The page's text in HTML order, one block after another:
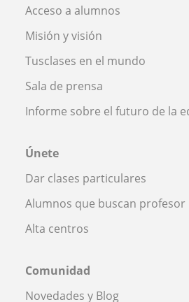
Acceso a alumnos
Misión y visión
Tusclases en el mundo
Sala de prensa
Informe sobre el futuro de la
Únete
Dar clases particulares
Alumnos que buscan profesor
Alta centros
Comunidad
Novedades y Blog